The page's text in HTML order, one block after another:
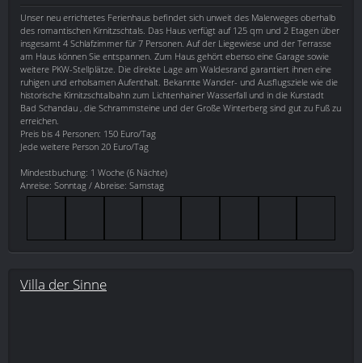
Unser neu errichtetes Ferienhaus befindet sich unweit des Malerweges oberhalb
des romantischen Kirnitzschtals. Das Haus verfügt auf 125 qm und 2 Etagen über
insgesamt 4 Schlafzimmer für 7 Personen. Auf der Liegewiese und der Terrasse
am Haus können Sie entspannen. Zum Haus gehört ebenso eine Garage sowie
weitere PKW-Stellplätze. Die direkte Lage am Waldesrand garantiert ihnen eine
ruhigen und erholsamen Aufenthalt. Bekannte Wander- und Ausflugsziele wie die
historische Kirnitzschtalbahn zum Lichtenhainer Wasserfall und in die Kurstadt
Bad Schandau , die Schrammsteine und der Große Winterberg sind gut zu Fuß zu
erreichen.
Preis bis 4 Personen: 150 Euro/Tag
Jede weitere Person 20 Euro/Tag
Mindestbuchung: 1 Woche (6 Nächte)
Anreise: Sonntag / Abreise: Samstag
Villa der Sinne